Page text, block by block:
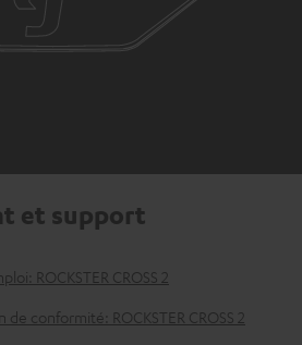
et support
ROCKSTER CROSS 2
de conformité: ROCKSTER CROSS 2